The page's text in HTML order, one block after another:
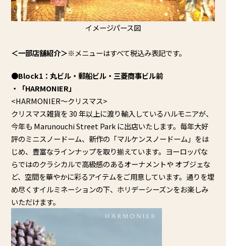
イメージパース図
＜一部店舗紹介＞※メニューはすべて税込み表記です。
●Block1：丸ビル・郵船ビル・三菱商事ビル前
・「HARMONIER」
<HARMONIER～クリスマス>
クリスマス雑貨を 30 年以上に渡り輸入しているハルモニアが、
今年も Marunouchi Street Park に出店いたします。毎年大好
評のミニスノードーム、新作の「マルケンスノードーム」をは
じめ、 豊富なラインナップを取り揃えています。 ヨーロッパな
らではのクラシカルで高級感のあるオーナメントや オブジェな
ど、空間を華やかに彩るアイテムをご用意しています。通りを埋
め尽くすイルミネーションの下、 ホリデーシーズンをお楽しみ
いただけます。